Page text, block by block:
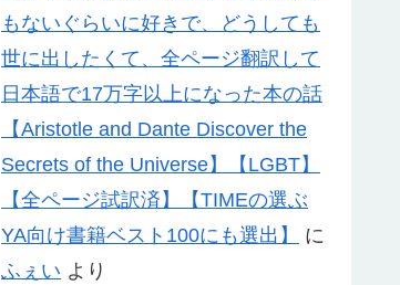
もないぐらいに好きで、どうしても
世に出したくて、全ページ翻訳して
日本語で17万字以上になった本の話
【Aristotle and Dante Discover the
Secrets of the Universe】【LGBT】
【全ページ試訳済】【TIMEの選ぶ
YA向け書籍ベスト100にも選出】
に
ふぇい より